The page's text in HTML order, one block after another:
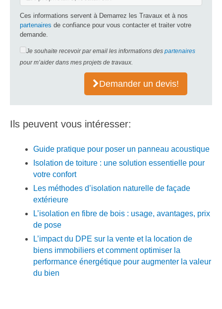
Ces informations servent à Demarrez les Travaux et à nos
partenaires de confiance pour vous contacter et traiter votre
demande.
Je souhaite recevoir par email les informations des partenaires
pour m’aider dans mes projets de travaux.
Demander un devis!
Ils peuvent vous intéresser:
Guide pratique pour poser un panneau acoustique
Isolation de toiture : une solution essentielle pour
votre confort
Les méthodes d’isolation naturelle de façade
extérieure
L’isolation en fibre de bois : usage, avantages, prix
de pose
L’impact du DPE sur la vente et la location de
biens immobiliers et comment optimiser la
performance énergétique pour augmenter la valeur
du bien